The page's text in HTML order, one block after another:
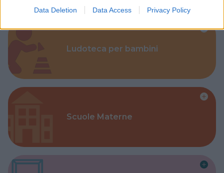
Data Deletion Data Access Privacy Policy
Ludoteca per bambini
Scuole Materne